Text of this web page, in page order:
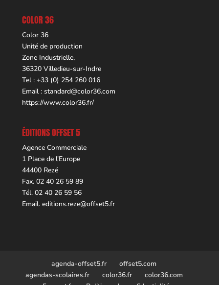
COLOR 36
Color 36
Unité de production
Zone Industrielle,
36320 Villedieu-sur-Indre
Tel : +33 (0) 254 260 016
Email : standard@color36.com
https://www.color36.fr/
ÉDITIONS OFFSET 5
Agence Commerciale
1 Place de l’Europe
44400 Rezé
Fax. 02 40 26 59 89
Tél. 02 40 26 59 56
Email. editions.reze@offset5.fr
agenda-offset5.fr
offset5.com
agendas-scolaires.fr
color36.fr
color36.com